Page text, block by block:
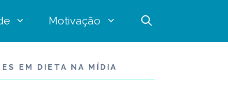
Motivação
EM DIETA NA MÍDIA